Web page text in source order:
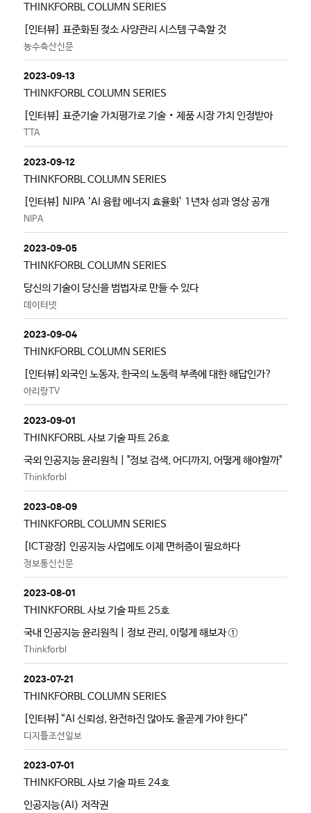
THINKFORBL COLUMN SERIES
[인터뷰] 표준화된 젖소 사양관리 시스템 구축할 것
농수축산신문
2023-09-13
THINKFORBL COLUMN SERIES
[인터뷰] 표준기술 가치평가로 기술‧제품 시장 가치 인정받아
TTA
2023-09-12
THINKFORBL COLUMN SERIES
[인터뷰] NIPA ‘AI 융합 에너지 효율화’ 1년차 성과 영상 공개
NIPA
2023-09-05
THINKFORBL COLUMN SERIES
당신의 기술이 당신을 범법자로 만들 수 있다
데이터넷
2023-09-04
THINKFORBL COLUMN SERIES
[인터뷰]외국인 노동자, 한국의 노동력 부족에 대한 해답인가?
아리랑TV
2023-09-01
THINKFORBL 사보 기술 파트 26호
국외 인공지능 윤리원칙 | "정보 검색, 어디까지, 어떻게 해야할까"
Thinkforbl
2023-08-09
THINKFORBL COLUMN SERIES
[ICT광장] 인공지능 사업에도 이제 면허증이 필요하다
정보통신신문
2023-08-01
THINKFORBL 사보 기술 파트 25호
국내 인공지능 윤리원칙 | 정보 관리, 이렇게 해보자 ①
Thinkforbl
2023-07-21
THINKFORBL COLUMN SERIES
[인터뷰]“AI 신뢰성, 완전하진 않아도 올곧게 가야 한다”
디지틀조선일보
2023-07-01
THINKFORBL 사보 기술 파트 24호
인공지능(AI) 저작권